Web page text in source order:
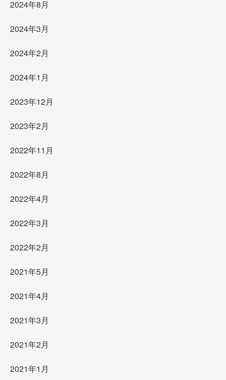
2024年8月
2024年3月
2024年2月
2024年1月
2023年12月
2023年2月
2022年11月
2022年8月
2022年4月
2022年3月
2022年2月
2021年5月
2021年4月
2021年3月
2021年2月
2021年1月